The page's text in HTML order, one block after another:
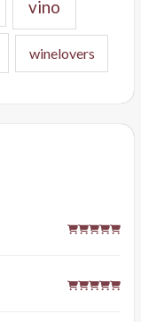
vino
winelovers